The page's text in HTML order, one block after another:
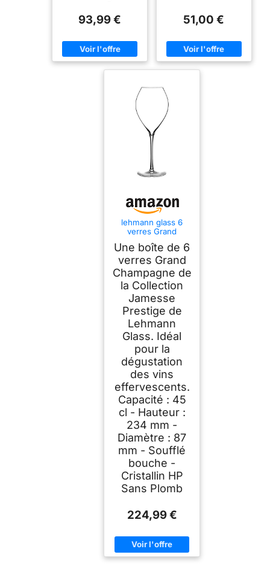
93,99 € 51,00 €
lehmann glass 6
verres Grand
Jamesse Prestige,
Soufflé Bouche
Une boîte de 6
verres Grand
Champagne de
la Collection
Jamesse
Prestige de
Lehmann
Glass. Idéal
pour la
dégustation
des vins
effervescents.
Capacité : 45
cl - Hauteur :
234 mm -
Diamètre : 87
mm - Soufflé
bouche -
Cristallin HP
Sans Plomb
224,99 €